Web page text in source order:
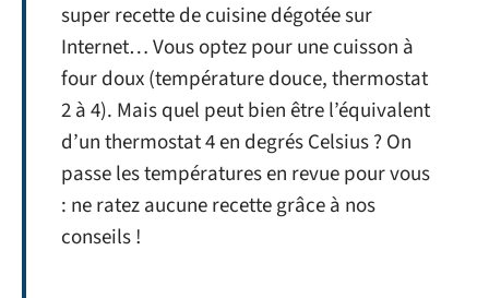
super recette de cuisine dégotée sur
Internet… Vous optez pour une cuisson à
four doux (température douce, thermostat
2 à 4). Mais quel peut bien être l’équivalent
d’un thermostat 4 en degrés Celsius ? On
passe les températures en revue pour vous
: ne ratez aucune recette grâce à nos
conseils !